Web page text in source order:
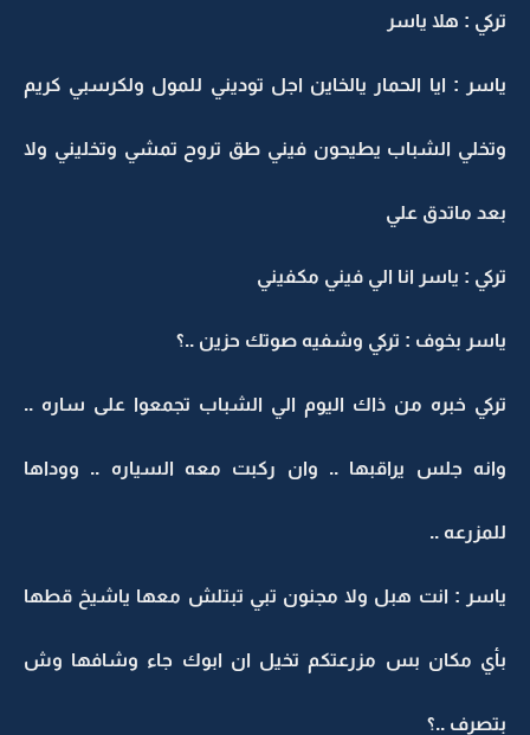
تركي : هلا ياسر
ياسر : ايا الحمار يالخاين اجل توديني للمول ولكرسبي كريم
وتخلي الشباب يطيحون فيني طق تروح تمشي وتخليني ولا
بعد ماتدق علي
تركي : ياسر انا الي فيني مكفيني
ياسر بخوف : تركي وشفيه صوتك حزين ..؟
تركي خبره من ذاك اليوم الي الشباب تجمعوا على ساره ..
وانه جلس يراقبها .. وان ركبت معه السياره .. ووداها
للمزرعه ..
ياسر : انت هبل ولا مجنون تبي تبتلش معها ياشيخ قطها
بأي مكان بس مزرعتكم تخيل ان ابوك جاء وشافها وش
بتصرف ..؟